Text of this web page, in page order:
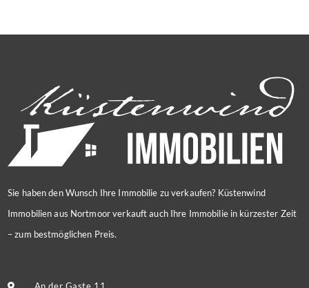
Sie haben den Wunsch Ihre Immobilie zu verkaufen? Küstenwind
Immobilien aus Nortmoor verkauft auch Ihre Immobilie in kürzester Zeit
– zum bestmöglichen Preis.
An der Gaste 11